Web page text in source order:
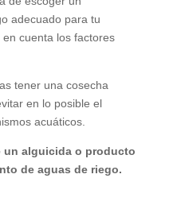
adecuado para tu
cuenta los factores
tener una cosecha
en lo posible el
acuáticos.
un alguicida o producto
de aguas de riego.